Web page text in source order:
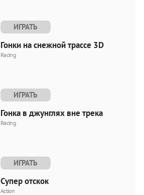
ИГРАТЬ
Гонки на снежной трассе 3D
Racing
ИГРАТЬ
Гонка в джунглях вне трека
Racing
ИГРАТЬ
Супер отскок
Action